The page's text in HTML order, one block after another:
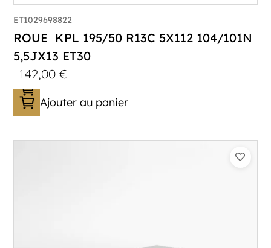
ET1029698822
ROUE KPL 195/50 R13C 5X112 104/101N
5,5JX13 ET30
142,00€
Ajouter au panier